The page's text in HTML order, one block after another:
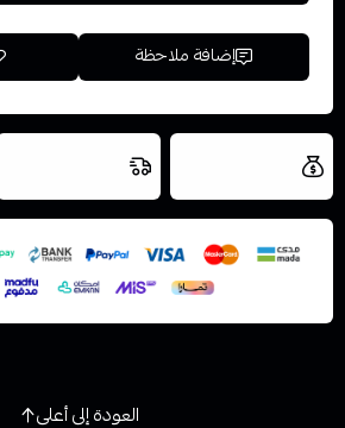
إضافة ملاحظة
اسحب و افلت الملف هنا
استعراض
العودة إلى أعلى